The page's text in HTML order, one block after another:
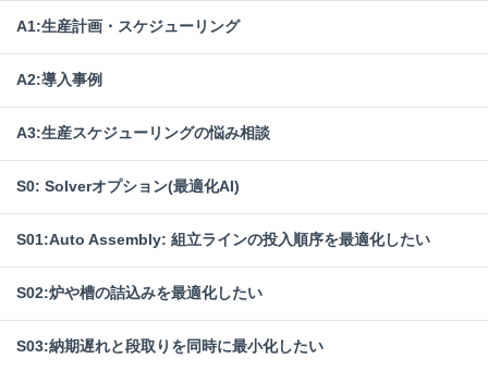
A1:生産計画・スケジューリング
A2:導入事例
A3:生産スケジューリングの悩み相談
S0: Solverオプション(最適化AI)
S01:Auto Assembly: 組立ラインの投入順序を最適化したい
S02:炉や槽の詰込みを最適化したい
S03:納期遅れと段取りを同時に最小化したい